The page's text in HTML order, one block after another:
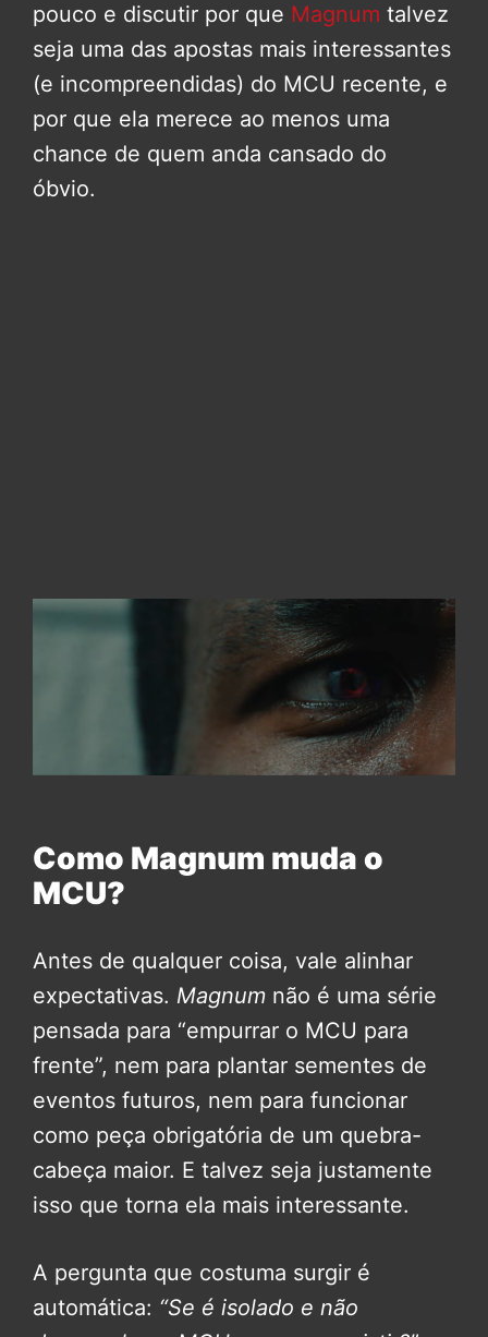
pouco e discutir por que Magnum talvez
seja uma das apostas mais interessantes
(e incompreendidas) do MCU recente, e
por que ela merece ao menos uma
chance de quem anda cansado do
óbvio.
Como Magnum muda o
MCU?
Antes de qualquer coisa, vale alinhar
expectativas. Magnum não é uma série
pensada para “empurrar o MCU para
frente”, nem para plantar sementes de
eventos futuros, nem para funcionar
como peça obrigatória de um quebra-
cabeça maior. E talvez seja justamente
isso que torna ela mais interessante.
A pergunta que costuma surgir é
automática: “Se é isolado e não